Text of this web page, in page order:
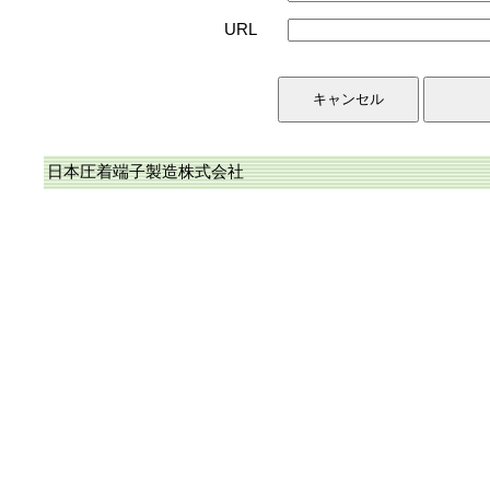
URL
日本圧着端子製造株式会社